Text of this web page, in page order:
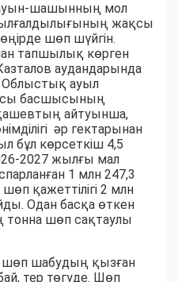
шашынның мол
жақсы
шөп шүйгін.
тапшылық көрген
аудандарында
ауыл
басшысының
айтуынша,
әр гектарынан
бұл көрсеткіш 4,5
2027 жылғы мал
1 млн 247,3
қажеттілігі 2 млн
Одан басқа өткен
тонна шөп сақтаулы
шөп шабудың қызған
тер төгуде. Шөп